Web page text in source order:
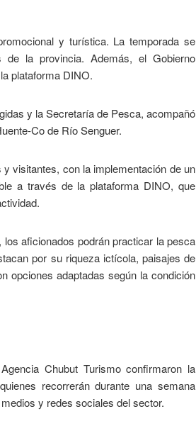
y turística. La temporada se
la provincia. Además, el Gobierno
plataforma DINO.
y la Secretaría de Pesca, acompañó
Co de Río Senguer.
visitantes, con la implementación de un
a través de la plataforma DINO, que
aficionados podrán practicar la pesca
por su riqueza ictícola, paisajes de
opciones adaptadas según la condición
Chubut Turismo confirmaron la
recorrerán durante una semana
y redes sociales del sector.